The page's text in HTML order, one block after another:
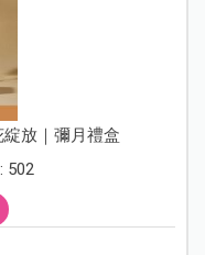
綻放｜彌月禮盒
502